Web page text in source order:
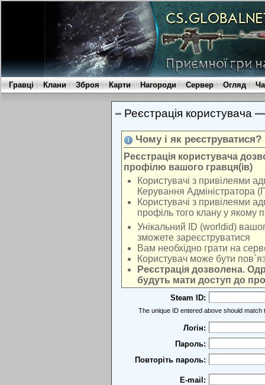
Гравці Клани Зброя Карти Нагороди Сервер Огляд
Реєстрація користувача
Чому і як реєструватися?
Реєстрація користувача
профілю вашого гравця(ів)
Користувачі з привілеями
Керування Адміністратора
Користувачі з привілеями
профіль того клану у якому
Унікальний ID (worldid)
зможете зареєструватися
Вам необхідно грати на
Користувач може бути
Реєстрація дозволена.
будуть мати доступ до
Steam ID:
The unique ID entered above should match
Логін:
Пароль:
Повторіть пароль:
E-mail: